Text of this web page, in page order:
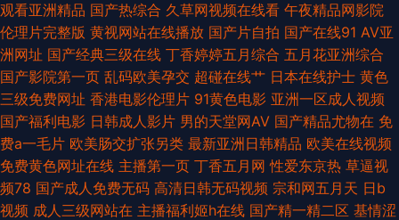
9海角 午夜91 91视频福利中文网 欧美青娇喷水免费视频 91视屏在线免费观
看网站 九九草热 91白丝少妇 操国产不卡 日韩成人黄色免费av 91黑丝高跟骚
岛国高清区一区二在线 91成人进入入口 黄色ww视频91 91prom永久地址 阿
v视频网站 免费看P AV无吗在线 日韩欧美在线综合网 91视频免费在线观看
色女人的天堂网 91尤物国产视频 日韩调教影音先锋 91看片免费下载 国产妓
观看亚洲精品 国产热综合 久草网视频在线看 午夜精品网影院
伦理片完整版 黄视网站在线播放 国产片自拍 国产在线91 AV亚
洲网址 国产经典三级在线 丁香婷婷五月综合 五月花亚洲综合
国产影院第一页 乱码欧美孕交 超碰在线艹 日本在线护士 黄色
三级免费网址 香港电影伦理片 91黄色电影 亚洲一区成人视频
国产福利电影 日韩成人影片 男的天堂网AV 国产精品尤物在 免
费a一毛片 欧美肠交扩张另类 最新亚洲日韩精品 欧美在线视频
免费黄色网址在线 主播第一页 丁香五月网 性爱东京热 草逼视
频78 国产成人免费无码 高清日韩无码视频 宗和网五月天 日b
视频 成人三级网站在 主播福利姬h在线 国产精一精二区 基情涩